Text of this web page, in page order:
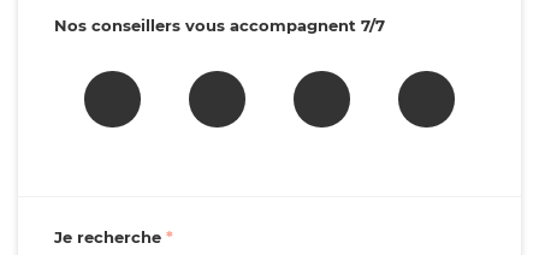
Nos conseillers vous accompagnent 7/7
Je recherche